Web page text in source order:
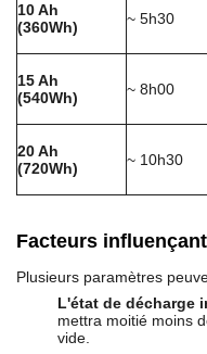
10 Ah
(360Wh)
~ 5h30
15 Ah
(540Wh)
~ 8h00
20 Ah
(720Wh)
~ 10h30
Facteurs
Plusieurs paramètres
L'état de décharge
mettra moitié moins
vide.